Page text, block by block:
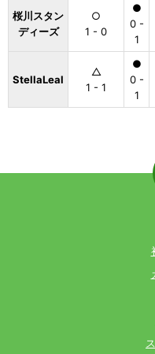
桜川スタン
ディーズ
○
1 - 0
●
0 -
1
StellaLeal
△
1 - 1
●
0 -
1